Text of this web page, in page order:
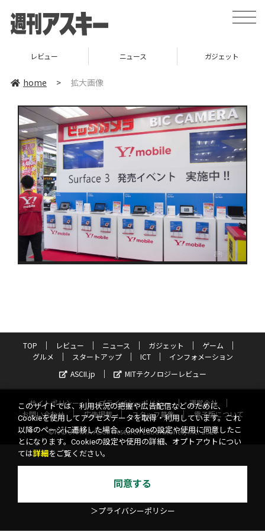
toggle
レビュー ニュース ガジェット
home > 拡大画像
TOP レビュー ニュース ガジェット
ゲーム
グルメ
スタートアップ ICT
インフォメーション
ASCII.jp
MITテクノロジーレビュー
サイトポリシー プライバシーポリシー
運営会社
お問い合わせ
広告掲載 スタッフ募集
電子版について
©KADOKAWA ASCII Research Laboratories, Inc. 2026
このサイトでは、利用状況の把握や広告配信などのために、
Cookieを使用してアクセスデータを取得・利用しています。これ
以降のページに遷移した場合、Cookieの設定や使用に同意したこ
とになります。Cookieの設定や使用の詳細、オプトアウトについ
ては詳細 をご覧ください。
同意する
＞プライバシーポリシー